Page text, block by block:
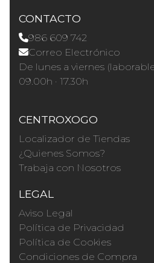
CONTACTO
986 609 742
Correo Electrónico
De lunes a viernes
09.00h · 17.30h
CENTROXOGO
Localizador de Tiendas
¿Quienes Somos?
Trabaja con Nosotros
LEGAL
Aviso Legal
Política de Privacidad
Política de Cookies
Condiciones de Compra